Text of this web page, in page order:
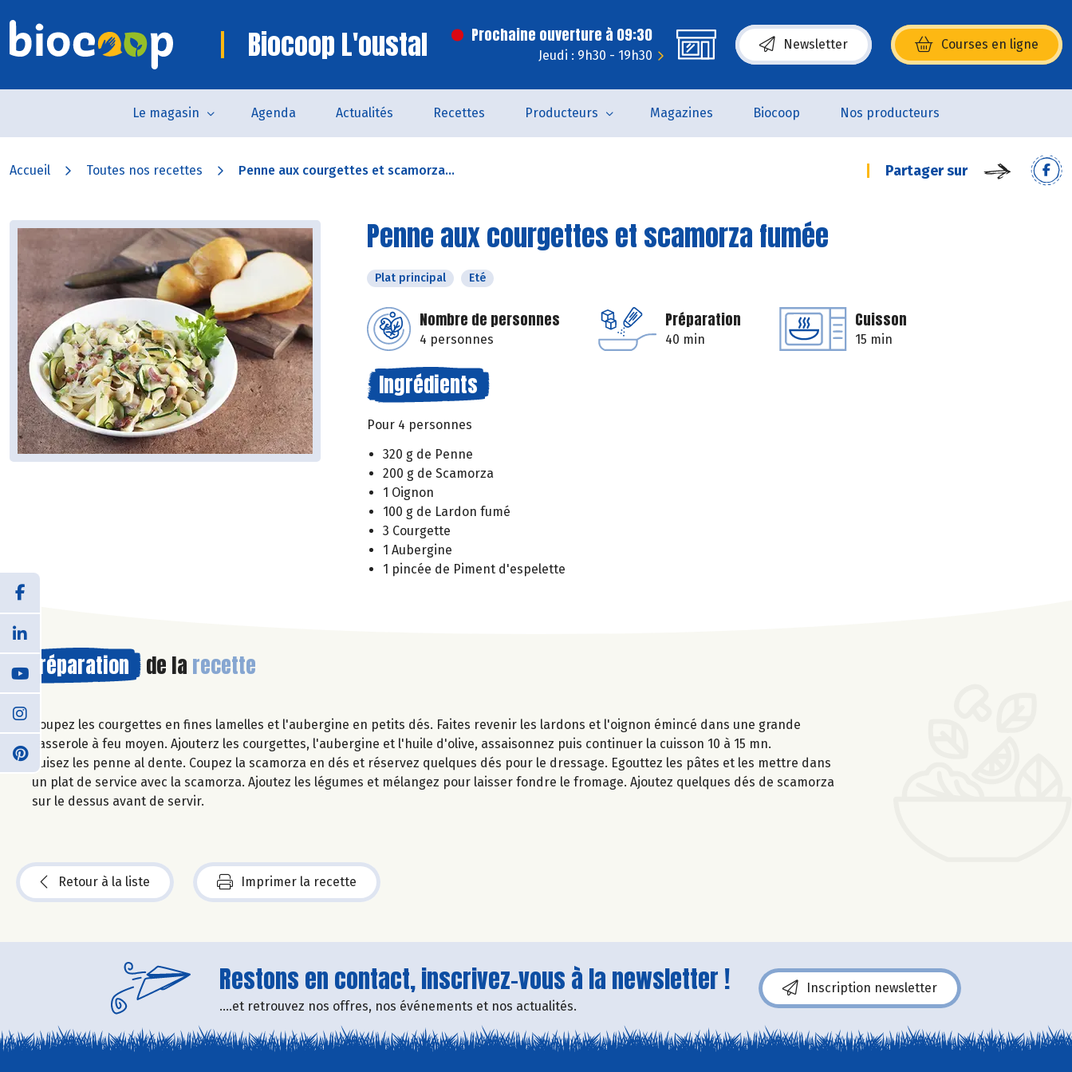
Biocoop L'oustal Prochaine ouverture à 09:30
Jeudi : 9h30 - 19h30
Newsletter Courses en ligne
(s’ouvre dans une nouvelle fenêtre)
Le magasin Agenda Actualités Recettes Producteurs Magazines Biocoop Nos producteurs
Accueil Toutes nos recettes Penne aux courgettes et scamorza... Partager sur
Penne aux courgettes et scamorza fumée
Plat principal Eté
Nombre de personnes
4 personnes
Préparation
40 min
Cuisson
15 min
Ingrédients
Pour 4 personnes
320 g de Penne
200 g de Scamorza
1 Oignon
100 g de Lardon fumé
3 Courgette
1 Aubergine
1 pincée de Piment d'espelette
Préparation de la recette
Coupez les courgettes en fines lamelles et l'aubergine en petits dés. Faites revenir les lardons et l'oignon émincé dans une grande
casserole à feu moyen. Ajouterz les courgettes, l'aubergine et l'huile d'olive, assaisonnez puis continuer la cuisson 10 à 15 mn.
Cuisez les penne al dente. Coupez la scamorza en dés et réservez quelques dés pour le dressage. Egouttez les pâtes et les mettre dans
un plat de service avec la scamorza. Ajoutez les légumes et mélangez pour laisser fondre le fromage. Ajoutez quelques dés de scamorza
sur le dessus avant de servir.
Retour à la liste Imprimer la recette
Restons en contact, inscrivez-vous à la newsletter !
....et retrouvez nos offres, nos événements et nos actualités.
Inscription newsletter